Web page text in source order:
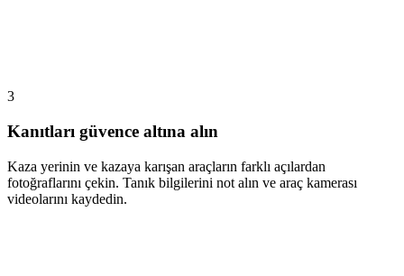
3
Kanıtları güvence altına alın
Kaza yerinin ve kazaya karışan araçların farklı açılardan
fotoğraflarını çekin. Tanık bilgilerini not alın ve araç kamerası
videolarını kaydedin.